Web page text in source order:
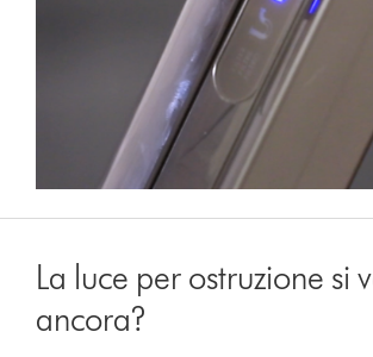
La luce per ostruzione si
ancora?